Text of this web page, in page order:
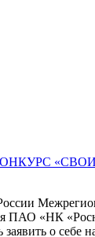
ПАО «НК
о себе